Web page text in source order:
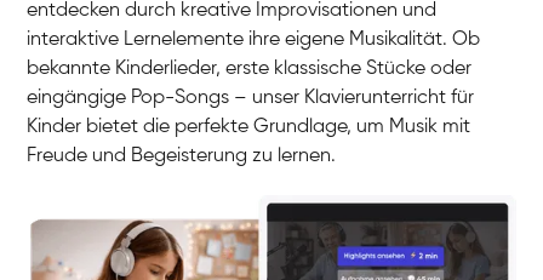
entdecken durch kreative Improvisationen und
interaktive Lernelemente ihre eigene Musikalität. Ob
bekannte Kinderlieder, erste klassische Stücke oder
eingängige Pop-Songs – unser Klavierunterricht für
Kinder bietet die perfekte Grundlage, um Musik mit
Freude und Begeisterung zu lernen.